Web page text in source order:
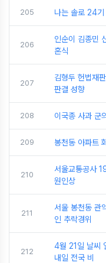
205 나는 솔로 24기
206
인순이 김종민
혼식
207
김형두 헌법재
판결 성향
208 이국종 사과 군
209 봉천동 아파트
210
서울교통공사
원인상
211
서울 봉천동 관
인 추락경위
212
4월 21일 날씨
내일 전국 비